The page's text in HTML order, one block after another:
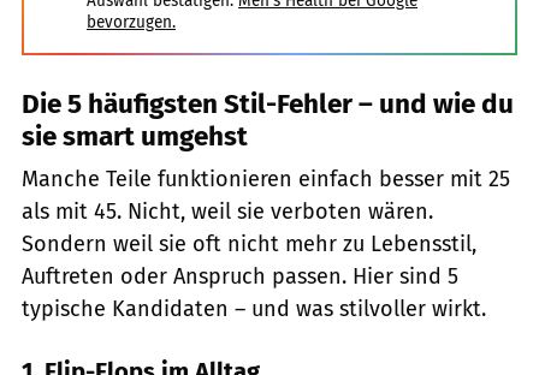
bevorzugen.
Die 5 häufigsten Stil-Fehler – und wie du
sie smart umgehst
Manche Teile funktionieren einfach besser mit 25
als mit 45. Nicht, weil sie verboten wären.
Sondern weil sie oft nicht mehr zu Lebensstil,
Auftreten oder Anspruch passen. Hier sind 5
typische Kandidaten – und was stilvoller wirkt.